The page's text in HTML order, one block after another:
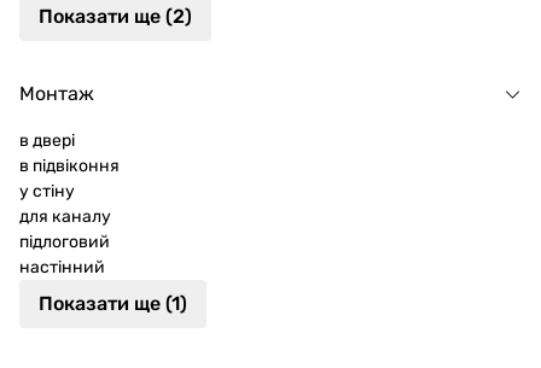
Показати ще (2)
Монтаж
в двері
в підвіконня
у стіну
для каналу
підлоговий
настінний
Показати ще (1)